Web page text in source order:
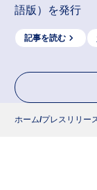
語版）を発行
記事を読む
ホーム プレスリリー